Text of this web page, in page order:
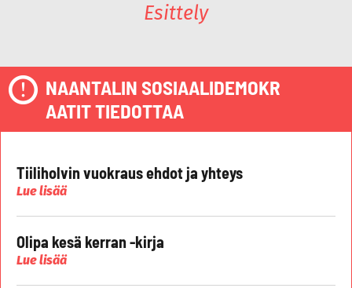
Esittely
NAANTALIN SOSIAALIDEMOKR
AATIT TIEDOTTAA
Tiiliholvin vuokraus ehdot ja yhteys
Lue lisää
Olipa kesä kerran -kirja
Lue lisää